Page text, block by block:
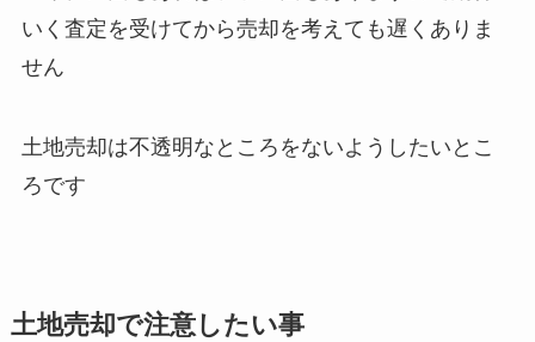
いく査定を受けてから売却を考えても遅くありま
せん
土地売却は不透明なところをないようしたいとこ
ろです
土地売却で注意したい事